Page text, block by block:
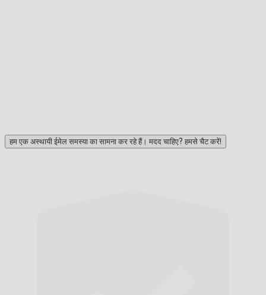
हम एक अस्थायी ईमेल समस्या का सामना कर रहे हैं। मदद चाहिए? हमसे चैट करें!